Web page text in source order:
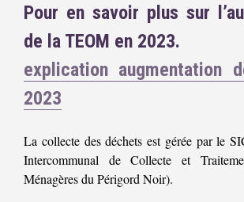
Pour en savoir plus sur
de la TEOM en 2023.
explication augmentation
2023
La collecte des déchets est gérée par le
Intercommunal de Collecte et
Ménagères du Périgord Noir).